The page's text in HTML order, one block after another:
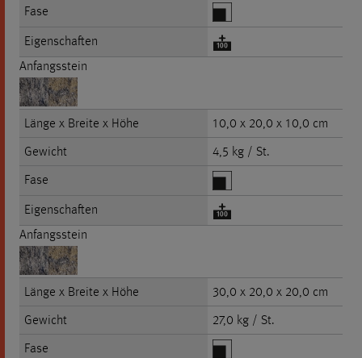
Fase
Eigenschaften
Anfangsstein
Länge x Breite x Höhe
10,0 x 20,0 x 10,0 cm
Gewicht
4,5 kg / St.
Fase
Eigenschaften
Anfangsstein
Länge x Breite x Höhe
30,0 x 20,0 x 20,0 cm
Gewicht
27,0 kg / St.
Fase